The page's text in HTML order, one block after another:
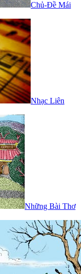
Chủ-Đề Mái
Nhạc Liên
Những Bài Thơ